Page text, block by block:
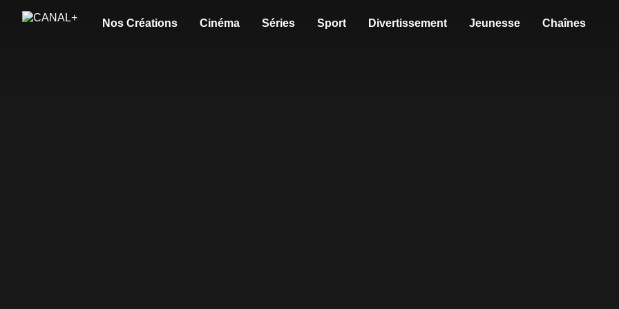
Nos Créations Cinéma Séries Sport Divertissement Jeunesse Chaînes